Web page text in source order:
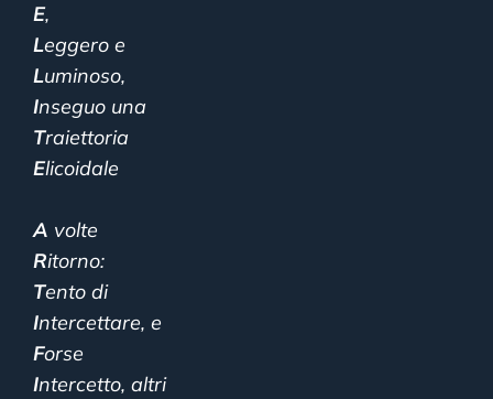
E,
Leggero e
Luminoso,
Inseguo una
Traiettoria
Elicoidale
A volte
Ritorno:
Tento di
Intercettare, e
Forse
Intercetto, altri